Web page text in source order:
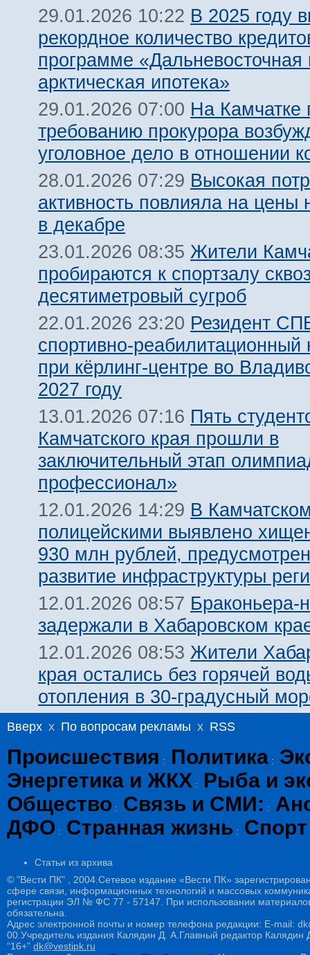
29.01.2026 10:22 В 2025 году
рекордное количество
программе «Дальневосточная
арктическая ипотека»
29.01.2026 07:00 На Камчатке
требованию прокурора
уголовное дело в отношении
28.01.2026 07:29 Высокая
активность повлияла на цены
в декабре
23.01.2026 08:35 Жители
пробираются к спортзалу
десятиметровый сугроб
22.01.2026 23:20 Резидент
спортивно-реабилитационный
при кёрлинг-центре во
2027 году
13.01.2026 07:16 Пять
Камчатского края прошли в
заключительный этап
профессионал»
12.01.2026 14:29 В
полицейскими выявлено
930 млн рублей,
развитие инфраструктуры
12.01.2026 08:57 Браконьера-
задержали в Хабаровском
12.01.2026 08:53 Жители
края остались без горячей
отопления в 30-градусный
Вверх x По вопросам рекламы x RSS
Происшествия : Политика :
Энергетика и ЖКХ :
Рыба и
Общество : Связь и СМИ: :
ДФО : Странная жизнь : Спорт
Статьи из архива
© "Вести ПК" , 2004.Сетевое издание «Вести ПК»
сфере связи, информационных технологий и массовых
регистрации ЭЛ № ФС 77 - 57147. При использовании
обязательна.
Адрес электронной почты и номер телефона редакции: E-mail:
00.Учредитель издания Калядин Д. А.Главный редактор
“16+” dk@vestipk.ru